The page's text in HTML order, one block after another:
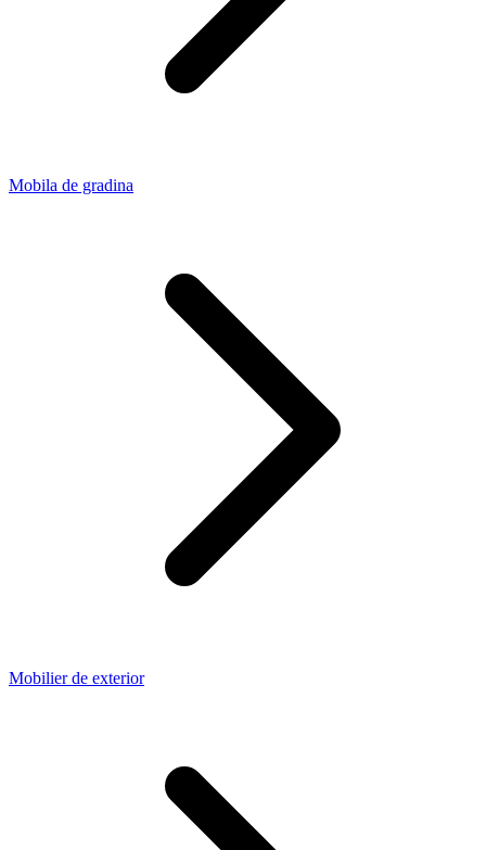
Mobila de gradina
Mobilier de exterior